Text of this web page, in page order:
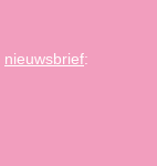
nieuwsbrief: